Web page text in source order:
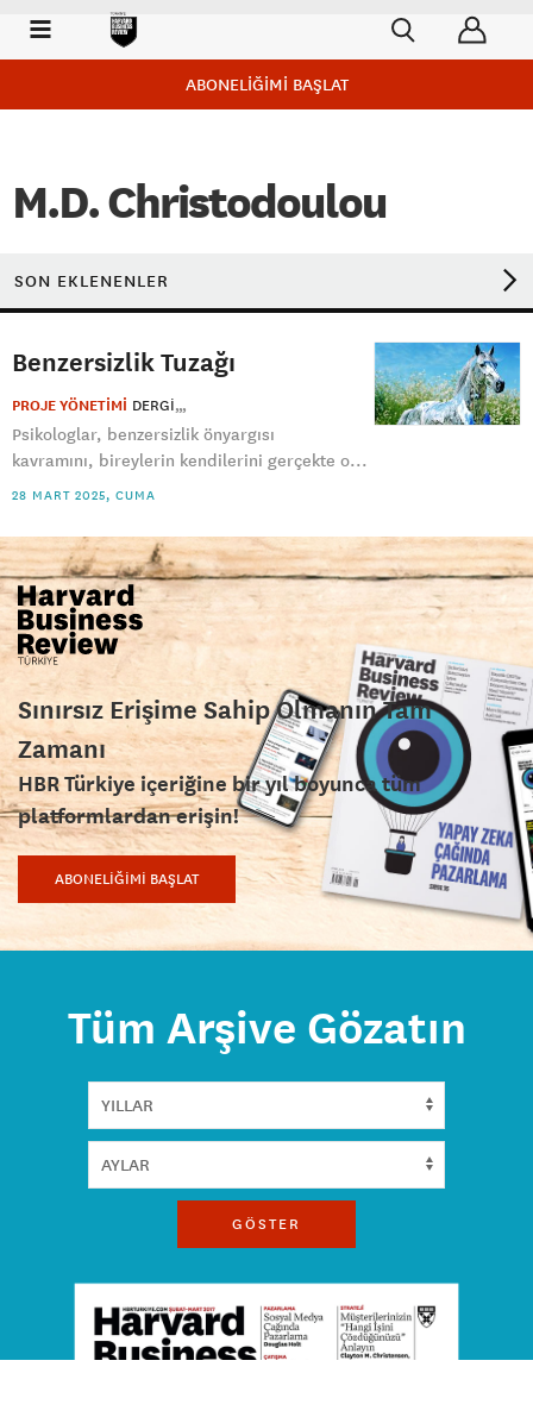
ABONELİĞİMİ BAŞLAT
M.D. Christodoulou
SON EKLENENLER
Benzersizlik Tuzağı
PROJE YÖNETİMİ DERGI
Psikologlar, benzersizlik önyargısı
kavramını, bireylerin kendilerini gerçekte o...
28 MART 2025, CUMA
Sınırsız Erişime Sahip Olmanın Tam
Zamanı
HBR Türkiye içeriğine bir yıl boyunca tüm
platformlardan erişin!
ABONELİĞİMİ BAŞLAT
Tüm Arşive Gözatın
GÖSTER